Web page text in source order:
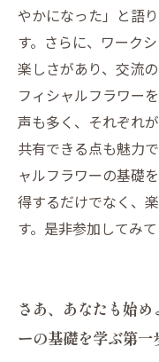
やかになった」と語
す。さらに、ワーク
楽しさがあり、交流
フィシャルフラワー
声も多く、それぞれ
共有できる点も魅力
ャルフラワーの基礎
得するだけでなく、
す。是非参加してみ
さあ、あなたも始
ーの基礎を学ぶ第一